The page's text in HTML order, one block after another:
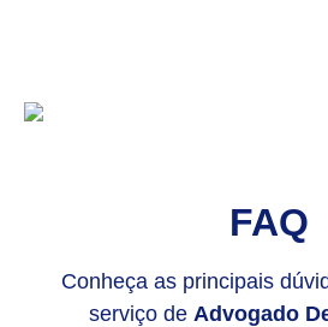
FAQ
Conheça as principais
serviço de Advogado